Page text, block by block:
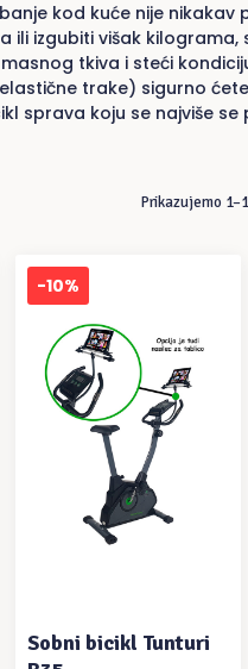
kod kuće nije
ili izgubiti višak
masnog tkiva i steći
trake) sigurno
sprava koju se najviše
Prikazujemo
-10%
DODAJ U KOŠARICU
Sobni bicikl Tunturi